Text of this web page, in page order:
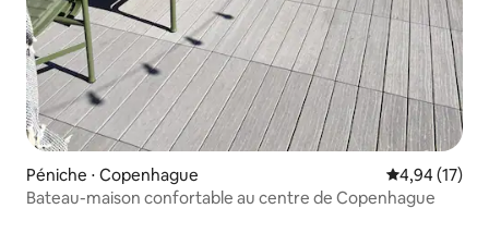
Péniche ⋅ Copenhague Évaluation
4,94 (17)
Bateau-maison confortable au centre de Copenhague